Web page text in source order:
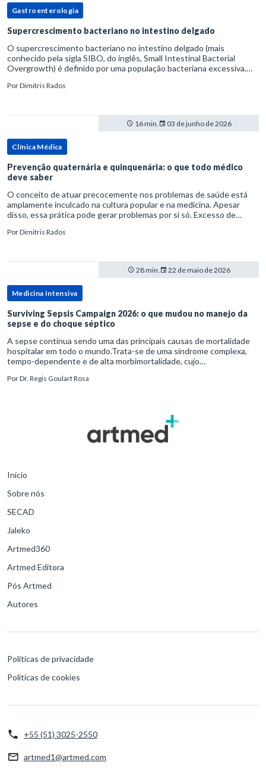
Gastroenterologia
Supercrescimento bacteriano no intestino delgado
O supercrescimento bacteriano no intestino delgado (mais
conhecido pela sigla SIBO, do inglês, Small Intestinal Bacterial
Overgrowth) é definido por uma população bacteriana excessiva.
PorDimitris Rados
16 min. 03 de junho de 2026
Clínica Médica
Prevenção quaternária e quinquenária: o que todo médico
deve saber
O conceito de atuar precocemente nos problemas de saúde está
amplamente inculcado na cultura popular e na medicina. Apesar
disso, essa prática pode gerar problemas por si só. Excesso de
PorDimitris Rados
28 min. 22 de maio de 2026
Medicina Intensiva
Surviving Sepsis Campaign 2026: o que mudou no manejo da
sepse e do choque séptico
A sepse continua sendo uma das principais causas de mortalidade
hospitalar em todo o mundo.Trata-se de uma síndrome complexa,
tempo-dependente e de alta morbimortalidade, cujo
para o desfe
PorDr. Regis Goulart Rosa
Início
Sobre nós
SECAD
Jaleko
Artmed360
Artmed Editora
Pós Artmed
Autores
Políticas de privacidade
Políticas de cookies
+55 (51) 3025-2550
artmed1@artmed.com